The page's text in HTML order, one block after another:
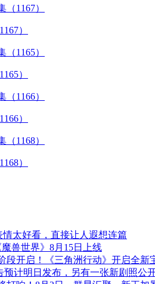
）
）
）
）
太好看，直接让人遐想连篇
兽世界》8月15日上线
开启！《三角洲行动》开启全新
预计明日发布，另有一张新剧照公